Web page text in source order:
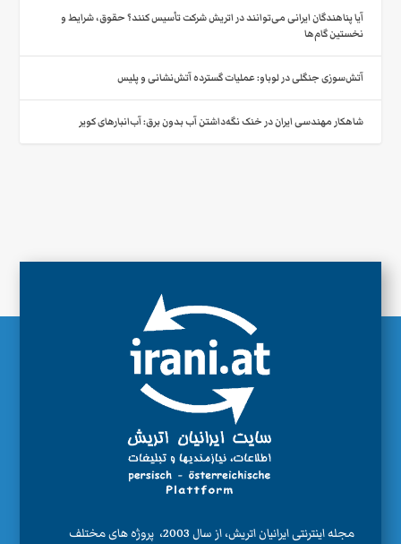
آیا پناهندگان ایرانی می‌توانند در اتریش شرکت تأسیس کنند؟ حقوق، شرایط و
نخستین گام‌ها
آتش‌سوزی جنگلی در لوباو: عملیات گسترده آتش‌نشانی و پلیس
شاهکار مهندسی ایران در خنک نگه‌داشتن آب بدون برق: آب‌انبارهای کویر
مجله اینترنتی ایرانیان اتریش، از سال 2003، پروژه های مختلف